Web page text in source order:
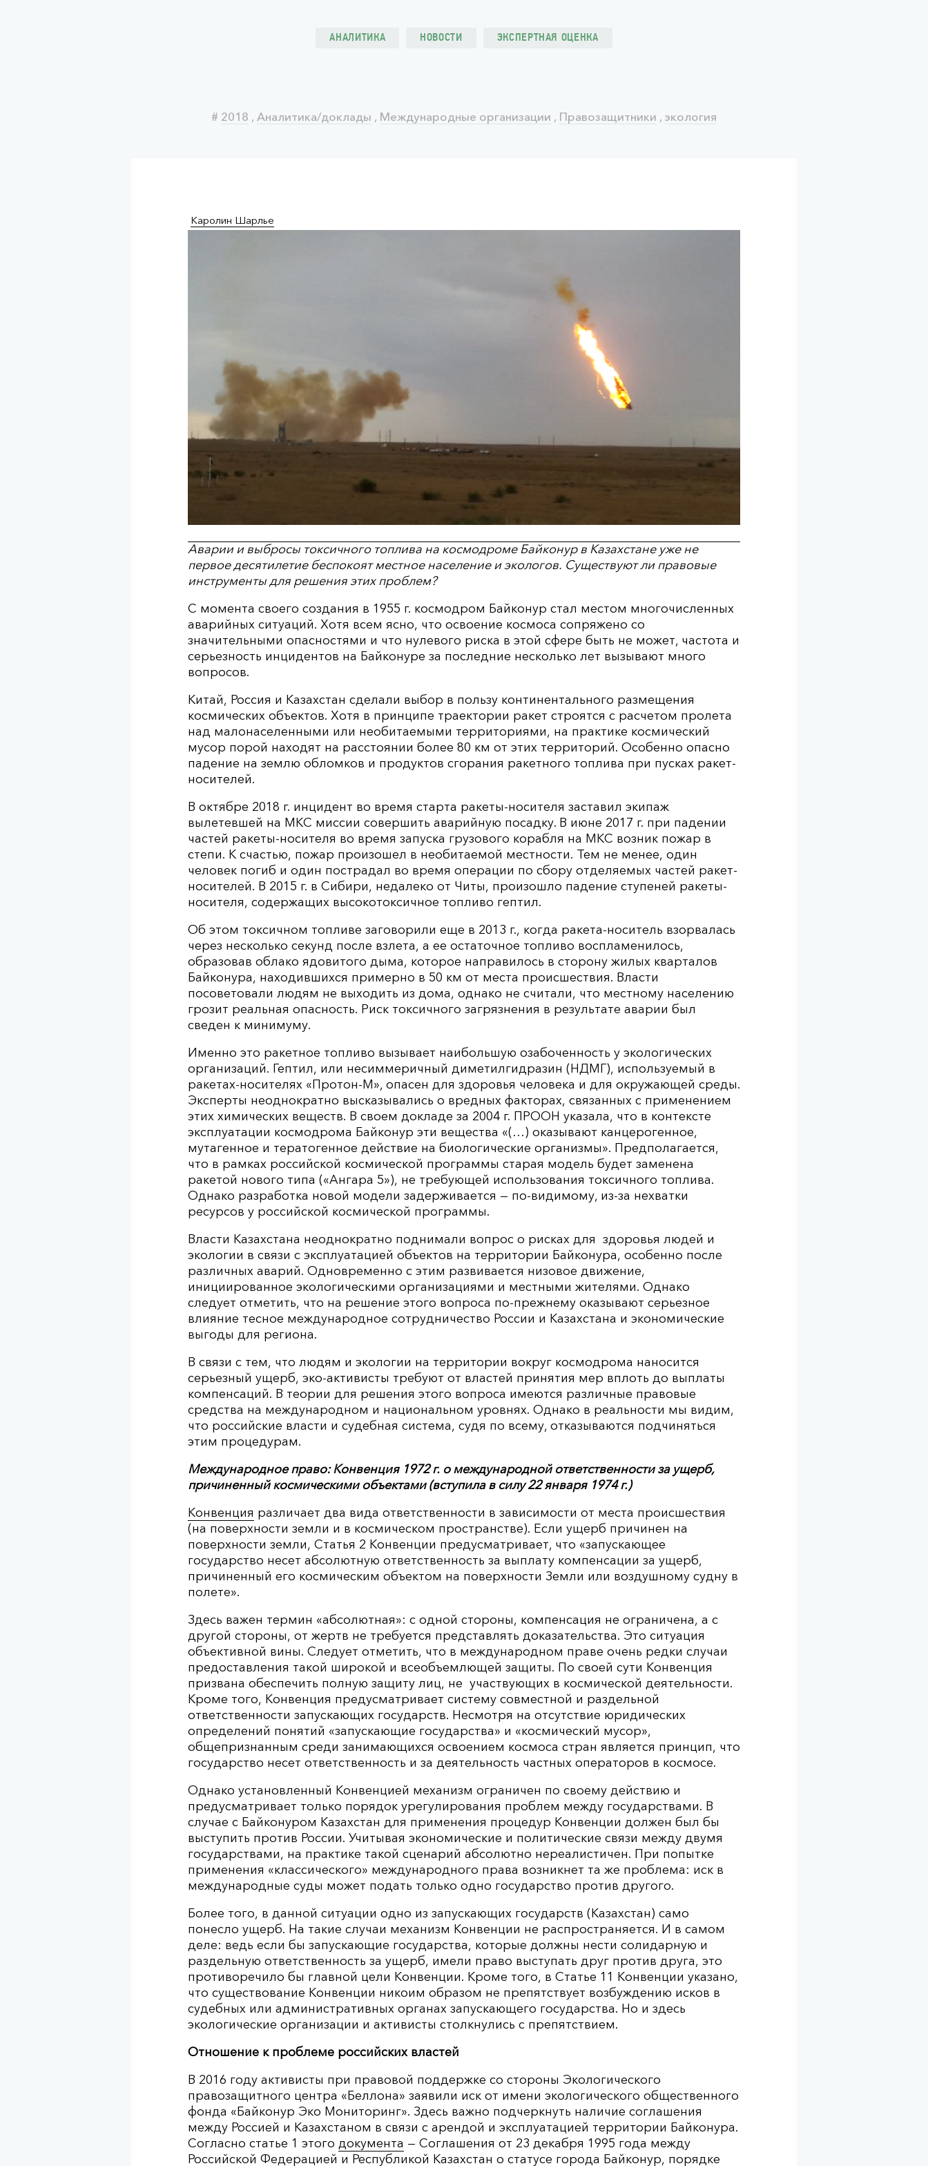
АНАЛИТИКА НОВОСТИ ЭКСПЕРТНАЯ ОЦЕНКА
# 2018 , Аналитика/доклады , Международные организации , Правозащитники , экология
Каролин Шарлье
Аварии и выбросы токсичного топлива на космодроме Байконур в Казахстане уже не
первое десятилетие беспокоят местное население и экологов. Существуют ли правовые
инструменты для решения этих проблем?
С момента своего создания в 1955 г. космодром Байконур стал местом многочисленных
аварийных ситуаций. Хотя всем ясно, что освоение космоса сопряжено со
значительными опасностями и что нулевого риска в этой сфере быть не может, частота и
серьезность инцидентов на Байконуре за последние несколько лет вызывают много
вопросов.
Китай, Россия и Казахстан сделали выбор в пользу континентального размещения
космических объектов. Хотя в принципе траектории ракет строятся с расчетом пролета
над малонаселенными или необитаемыми территориями, на практике космический
мусор порой находят на расстоянии более 80 км от этих территорий. Особенно опасно
падение на землю обломков и продуктов сгорания ракетного топлива при пусках ракет-
носителей.
В октябре 2018 г. инцидент во время старта ракеты-носителя заставил экипаж
вылетевшей на МКС миссии совершить аварийную посадку. В июне 2017 г. при падении
частей ракеты-носителя во время запуска грузового корабля на МКС возник пожар в
степи. К счастью, пожар произошел в необитаемой местности. Тем не менее, один
человек погиб и один пострадал во время операции по сбору отделяемых частей ракет-
носителей. В 2015 г. в Сибири, недалеко от Читы, произошло падение ступеней ракеты-
носителя, содержащих высокотоксичное топливо гептил.
Об этом токсичном топливе заговорили еще в 2013 г., когда ракета-носитель взорвалась
через несколько секунд после взлета, а ее остаточное топливо воспламенилось,
образовав облако ядовитого дыма, которое направилось в сторону жилых кварталов
Байконура, находившихся примерно в 50 км от места происшествия. Власти
посоветовали людям не выходить из дома, однако не считали, что местному населению
грозит реальная опасность. Риск токсичного загрязнения в результате аварии был
сведен к минимуму.
Именно это ракетное топливо вызывает наибольшую озабоченность у экологических
организаций. Гептил, или несиммеричный диметилгидразин (НДМГ), используемый в
ракетах-носителях «Протон-М», опасен для здоровья человека и для окружающей среды.
Эксперты неоднократно высказывались о вредных факторах, связанных с применением
этих химических веществ. В своем докладе за 2004 г. ПРООН указала, что в контексте
эксплуатации космодрома Байконур эти вещества «(…) оказывают канцерогенное,
мутагенное и тератогенное действие на биологические организмы». Предполагается,
что в рамках российской космической программы старая модель будет заменена
ракетой нового типа («Ангара 5»), не требующей использования токсичного топлива.
Однако разработка новой модели задерживается — по-видимому, из-за нехватки
ресурсов у российской космической программы.
Власти Казахстана неоднократно поднимали вопрос о рисках для здоровья людей и
экологии в связи с эксплуатацией объектов на территории Байконура, особенно после
различных аварий. Одновременно с этим развивается низовое движение,
инициированное экологическими организациями и местными жителями. Однако
следует отметить, что на решение этого вопроса по-прежнему оказывают серьезное
влияние тесное международное сотрудничество России и Казахстана и экономические
выгоды для региона.
В связи с тем, что людям и экологии на территории вокруг космодрома наносится
серьезный ущерб, эко-активисты требуют от властей принятия мер вплоть до выплаты
компенсаций. В теории для решения этого вопроса имеются различные правовые
средства на международном и национальном уровнях. Однако в реальности мы видим,
что российские власти и судебная система, судя по всему, отказываются подчиняться
этим процедурам.
Международное право: Конвенция 1972 г. о международной ответственности за ущерб,
причиненный космическими объектами (вступила в силу 22 января 1974 г.)
Конвенция различает два вида ответственности в зависимости от места происшествия
(на поверхности земли и в космическом пространстве). Если ущерб причинен на
поверхности земли, Статья 2 Конвенции предусматривает, что «запускающее
государство несет абсолютную ответственность за выплату компенсации за ущерб,
причиненный его космическим объектом на поверхности Земли или воздушному судну в
полете».
Здесь важен термин «абсолютная»: с одной стороны, компенсация не ограничена, а с
другой стороны, от жертв не требуется представлять доказательства. Это ситуация
объективной вины. Следует отметить, что в международном праве очень редки случаи
предоставления такой широкой и всеобъемлющей защиты. По своей сути Конвенция
призвана обеспечить полную защиту лиц, не участвующих в космической деятельности.
Кроме того, Конвенция предусматривает систему совместной и раздельной
ответственности запускающих государств. Несмотря на отсутствие юридических
определений понятий «запускающие государства» и «космический мусор»,
общепризнанным среди занимающихся освоением космоса стран является принцип, что
государство несет ответственность и за деятельность частных операторов в космосе.
Однако установленный Конвенцией механизм ограничен по своему действию и
предусматривает только порядок урегулирования проблем между государствами. В
случае с Байконуром Казахстан для применения процедур Конвенции должен был бы
выступить против России. Учитывая экономические и политические связи между двумя
государствами, на практике такой сценарий абсолютно нереалистичен. При попытке
применения «классического» международного права возникнет та же проблема: иск в
международные суды может подать только одно государство против другого.
Более того, в данной ситуации одно из запускающих государств (Казахстан) само
понесло ущерб. На такие случаи механизм Конвенции не распространяется. И в самом
деле: ведь если бы запускающие государства, которые должны нести солидарную и
раздельную ответственность за ущерб, имели право выступать друг против друга, это
противоречило бы главной цели Конвенции. Кроме того, в Статье 11 Конвенции указано,
что существование Конвенции никоим образом не препятствует возбуждению исков в
судебных или административных органах запускающего государства. Но и здесь
экологические организации и активисты столкнулись с препятствием.
Отношение к проблеме российских властей
В 2016 году активисты при правовой поддержке со стороны Экологического
правозащитного центра «Беллона» заявили иск от имени экологического общественного
фонда «Байконур Эко Мониторинг». Здесь важно подчеркнуть наличие соглашения
между Россией и Казахстаном в связи с арендой и эксплуатацией территории Байконура.
Согласно статье 1 этого документа — Соглашения от 23 декабря 1995 года между
Российской Федерацией и Республикой Казахстан о статусе города Байконур, порядке